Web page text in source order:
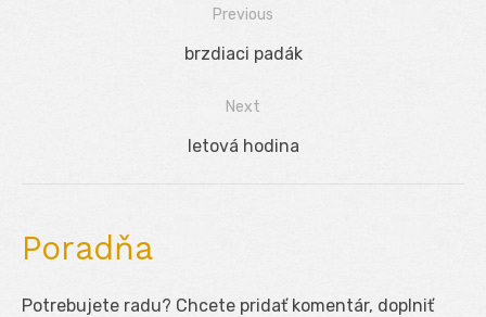
Previous
Previous
brzdiaci padák
Next
Next
letová hodina
Poradňa
Potrebujete radu? Chcete pridať komentár, doplniť